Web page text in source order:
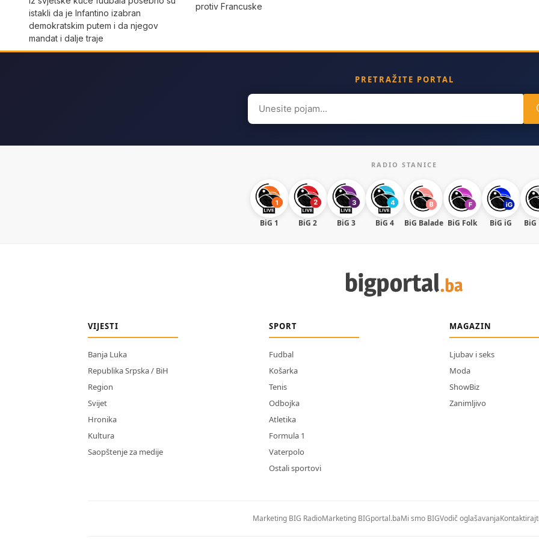
istakli da je Infantino izabran
demokratskim putem i da njegov
mandat i dalje traje
protiv Francuske
PRETRAŽITE PORTAL
Search
for:
RADIO STANICE
BiG 1 BiG 2 BiG 3 BiG 4 BiG Balade BiG Folk BiG iG BiG
VIJESTI
Banja Luka
Republika Srpska / BiH
Region
Svijet
Hronika
Kultura
Saopštenje za medije
SPORT
Fudbal
Košarka
Tenis
Odbojka
Atletika
Formula 1
Vaterpolo
Ostali sportovi
MAGAZIN
Ljubav i seks
Moda
ShowBiz
Zanimljivo
Marketing BIG RadioMarketing BIGportal.baMi smo BIGVodič oglašavanja